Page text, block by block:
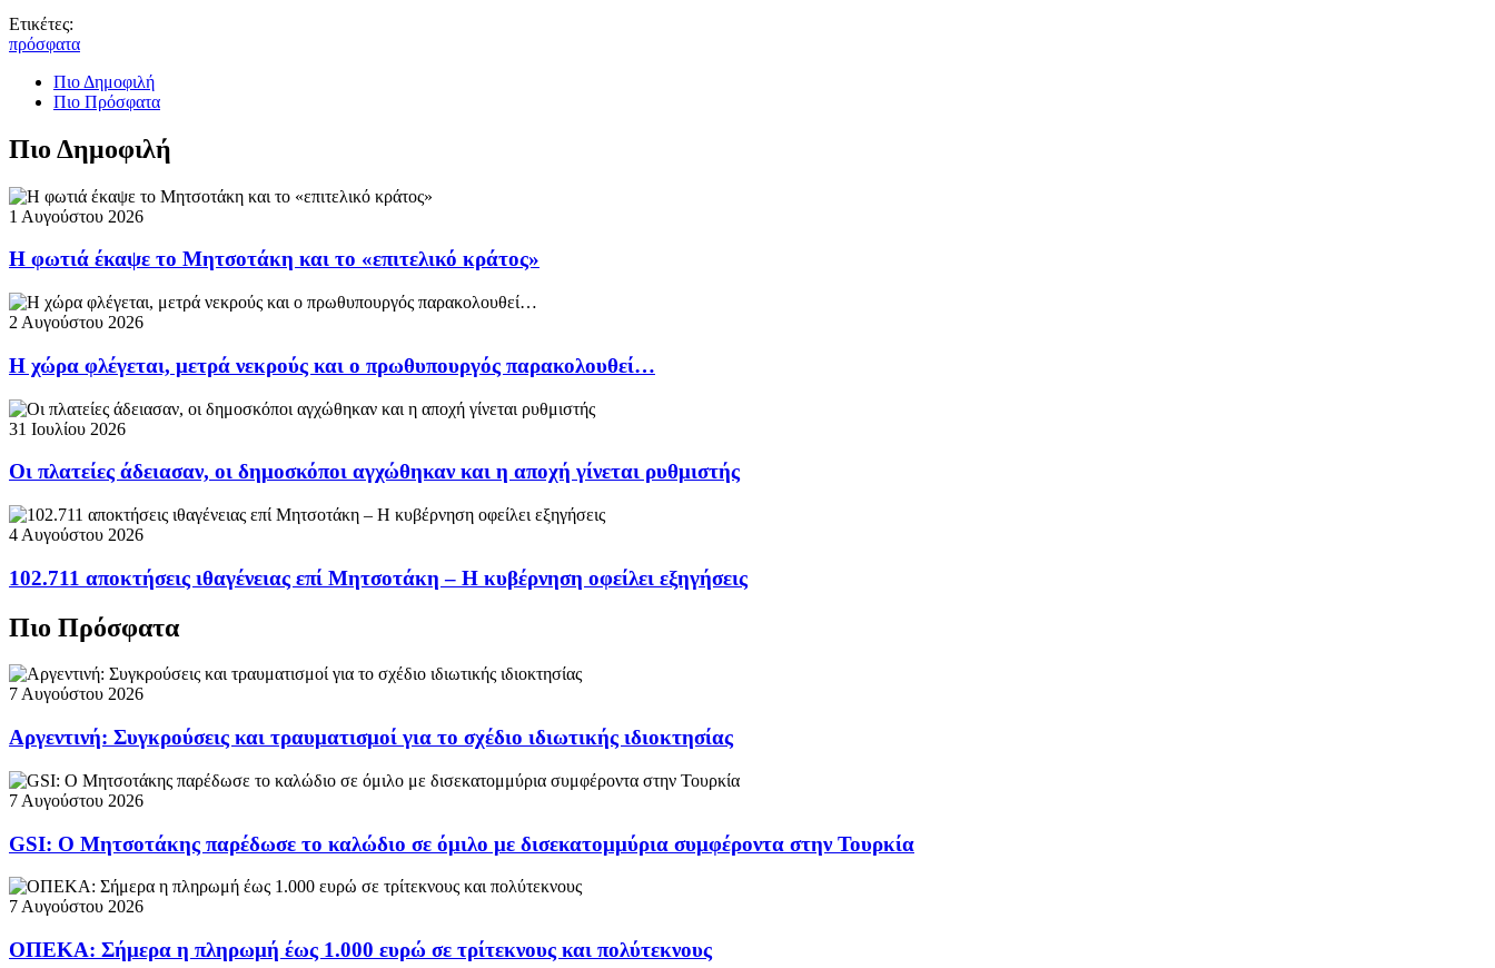
Ετικέτες:
πρόσφατα
Πιο Δημοφιλή
Πιο Πρόσφατα
Πιο Δημοφιλή
1 Αυγούστου 2026
Η φωτιά έκαψε το Μητσοτάκη και το «επιτελικό κράτος»
2 Αυγούστου 2026
Η χώρα φλέγεται, μετρά νεκρούς και ο πρωθυπουργός παρακολουθεί…
31 Ιουλίου 2026
Οι πλατείες άδειασαν, οι δημοσκόποι αγχώθηκαν και η αποχή γίνεται ρυθμιστής
4 Αυγούστου 2026
102.711 αποκτήσεις ιθαγένειας επί Μητσοτάκη – Η κυβέρνηση οφείλει εξηγήσεις
Πιο Πρόσφατα
7 Αυγούστου 2026
Αργεντινή: Συγκρούσεις και τραυματισμοί για το σχέδιο ιδιωτικής ιδιοκτησίας
7 Αυγούστου 2026
GSI: Ο Μητσοτάκης παρέδωσε το καλώδιο σε όμιλο με δισεκατομμύρια συμφέροντα στην Τουρκία
7 Αυγούστου 2026
ΟΠΕΚΑ: Σήμερα η πληρωμή έως 1.000 ευρώ σε τρίτεκνους και πολύτεκνους